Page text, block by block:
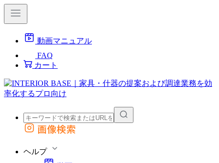
動画マニュアル
FAQ
カート
外部サイトの商品をカートに追加
画像検索
ヘルプ